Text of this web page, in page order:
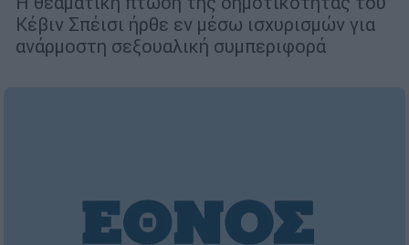
Κέβιν Σπέισι ήρθε εν μέσω ισχυρισμών για
ανάρμοστη σεξουαλική συμπεριφορά